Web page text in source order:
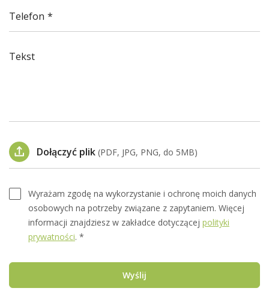
Telefon
Tekst
Dołączyć plik (PDF, JPG, PNG, do 5MB)
Wyrażam zgodę na wykorzystanie i ochronę moich danych
osobowych na potrzeby związane z zapytaniem. Więcej
informacji znajdziesz w zakładce dotyczącej polityki
prywatności. *
Wyślij